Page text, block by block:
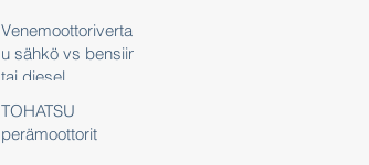
Venemoottorivertail
u sähkö vs bensiini
tai diesel
TOHATSU
perämoottorit